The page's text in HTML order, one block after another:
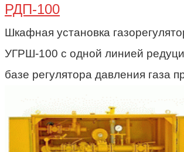
РДП-100
Шкафная установка
УГРШ-100 с одной линией
базе регулятора давления газа